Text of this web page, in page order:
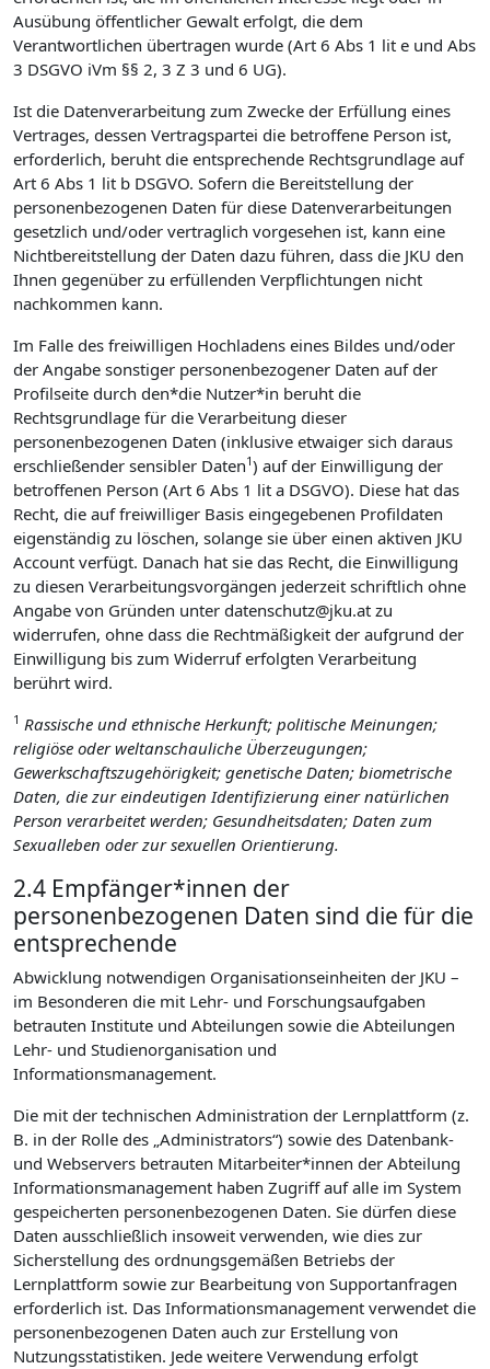
Ausübung öffentlicher Gewalt erfolgt, die dem
Verantwortlichen übertragen wurde (Art 6 Abs 1 lit e und Abs
3 DSGVO iVm §§ 2, 3 Z 3 und 6 UG).
Ist die Datenverarbeitung zum Zwecke der Erfüllung eines
Vertrages, dessen Vertragspartei die betroffene Person ist,
erforderlich, beruht die entsprechende Rechtsgrundlage auf
Art 6 Abs 1 lit b DSGVO. Sofern die Bereitstellung der
personenbezogenen Daten für diese Datenverarbeitungen
gesetzlich und/oder vertraglich vorgesehen ist, kann eine
Nichtbereitstellung der Daten dazu führen, dass die JKU den
Ihnen gegenüber zu erfüllenden Verpflichtungen nicht
nachkommen kann.
Im Falle des freiwilligen Hochladens eines Bildes und/oder
der Angabe sonstiger personenbezogener Daten auf der
Profilseite durch den*die Nutzer*in beruht die
Rechtsgrundlage für die Verarbeitung dieser
personenbezogenen Daten (inklusive etwaiger sich daraus
erschließender sensibler Daten1) auf der Einwilligung der
betroffenen Person (Art 6 Abs 1 lit a DSGVO). Diese hat das
Recht, die auf freiwilliger Basis eingegebenen Profildaten
eigenständig zu löschen, solange sie über einen aktiven JKU
Account verfügt. Danach hat sie das Recht, die Einwilligung
zu diesen Verarbeitungsvorgängen jederzeit schriftlich ohne
Angabe von Gründen unter datenschutz@jku.at zu
widerrufen, ohne dass die Rechtmäßigkeit der aufgrund der
Einwilligung bis zum Widerruf erfolgten Verarbeitung
berührt wird.
1 Rassische und ethnische Herkunft; politische Meinungen;
religiöse oder weltanschauliche Überzeugungen;
Gewerkschaftszugehörigkeit; genetische Daten; biometrische
Daten, die zur eindeutigen Identifizierung einer natürlichen
Person verarbeitet werden; Gesundheitsdaten; Daten zum
Sexualleben oder zur sexuellen Orientierung.
2.4 Empfänger*innen der
personenbezogenen Daten sind die für die
entsprechende
Abwicklung notwendigen Organisationseinheiten der JKU –
im Besonderen die mit Lehr- und Forschungsaufgaben
betrauten Institute und Abteilungen sowie die Abteilungen
Lehr- und Studienorganisation und
Informationsmanagement.
Die mit der technischen Administration der Lernplattform (z.
B. in der Rolle des „Administrators“) sowie des Datenbank-
und Webservers betrauten Mitarbeiter*innen der Abteilung
Informationsmanagement haben Zugriff auf alle im System
gespeicherten personenbezogenen Daten. Sie dürfen diese
Daten ausschließlich insoweit verwenden, wie dies zur
Sicherstellung des ordnungsgemäßen Betriebs der
Lernplattform sowie zur Bearbeitung von Supportanfragen
erforderlich ist. Das Informationsmanagement verwendet die
personenbezogenen Daten auch zur Erstellung von
Nutzungsstatistiken. Jede weitere Verwendung erfolgt